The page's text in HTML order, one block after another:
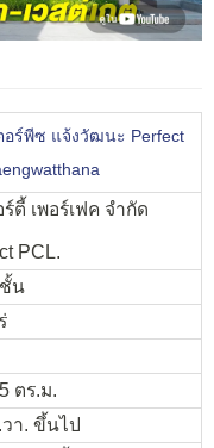
อร์พีซ แจ้งวัฒนะ Perfect
ตี้ เพอร์เฟค จำกัด
PCL.
น
ตร.ม.
า. ขึ้นไป